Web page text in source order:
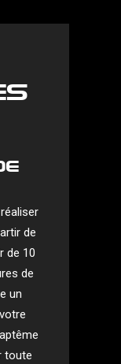
de
de 10
de
un
toute